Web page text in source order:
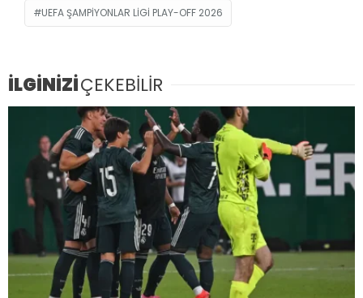
UEFA ŞAMPIYONLAR LIGI PLAY-OFF 2026
İLGİNİZİÇEKEBİLİR